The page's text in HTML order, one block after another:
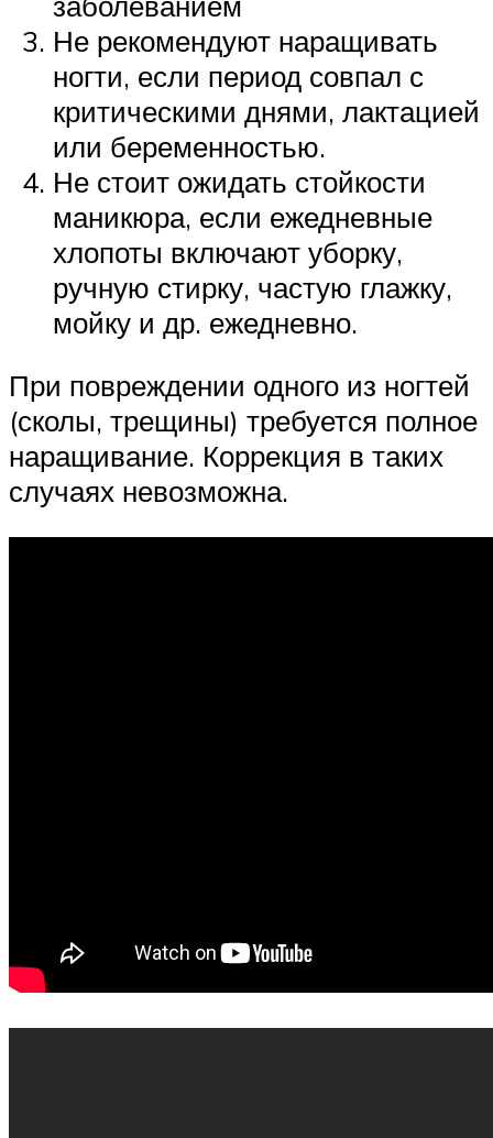
Не рекомендуют наращивать
ногти, если период совпал с
критическими днями, лактацией
или беременностью.
Не стоит ожидать стойкости
маникюра, если ежедневные
хлопоты включают уборку,
ручную стирку, частую глажку,
мойку и др. ежедневно.
При повреждении одного из ногтей
(сколы, трещины) требуется полное
наращивание. Коррекция в таких
случаях невозможна.